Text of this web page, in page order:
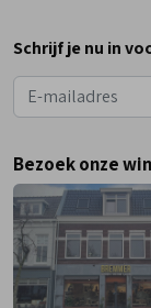
Dinsdag
Woensdag
Vrijdag
Zaterdag
Schrijf je nu in
Bezoek onze